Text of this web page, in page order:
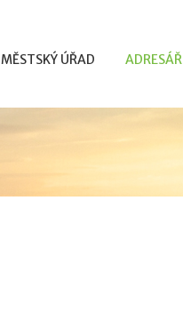
MĚSTSKÝ ÚŘAD ADRESÁŘ